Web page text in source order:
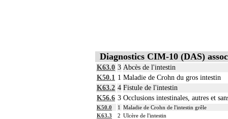
Diagnostics CIM-10 (DAS)
K63.0 3 Abcès de l'intestin
K50.1 1 Maladie de Crohn du gros intestin
K63.2 4 Fistule de l'intestin
K56.6 3 Occlusions intestinales, autres et
K50.0 1 Maladie de Crohn de l'intestin grêle
K63.3
2 Ulcère de l'intestin